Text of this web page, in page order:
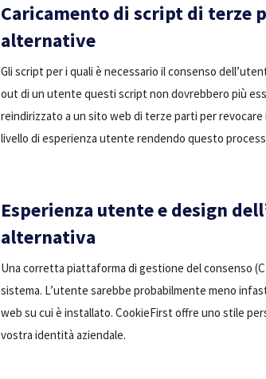
Caricamento di script di terze
alternative
Gli script per i quali è necessario il consenso
out di un utente questi script non dovrebbero più
reindirizzato a un sito web di terze parti per
livello di esperienza utente rendendo questo
Esperienza utente e design
alternativa
Una corretta piattaforma di gestione del consenso
sistema. L’utente sarebbe probabilmente meno
web su cui è installato. CookieFirst offre uno stile
vostra identità aziendale.